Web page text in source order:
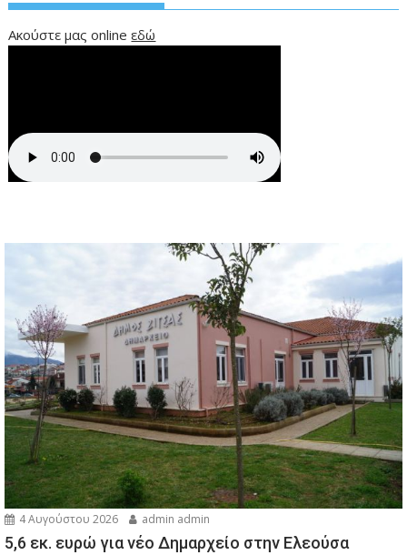
Ακούστε μας onlineεδώ
4 Αυγούστου 2026 admin admin
5,6 εκ. ευρώ για νέο Δημαρχείο στην Ελεούσα